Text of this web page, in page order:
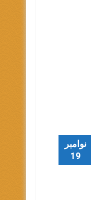
نوامبر
19